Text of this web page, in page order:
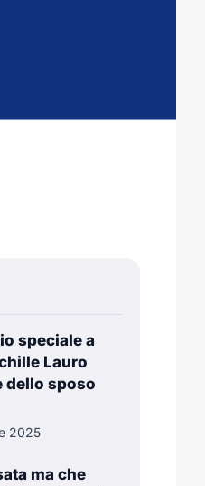
speciale a
Lauro
dello sposo
2025
ma che